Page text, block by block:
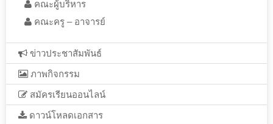
คณะผู้บริหาร
คณะครู – อาจารย์
ข่าวประชาสัมพันธ์
ภาพกิจกรรม
สมัครเรียนออนไลน์
ดาวน์โหลดเอกสาร